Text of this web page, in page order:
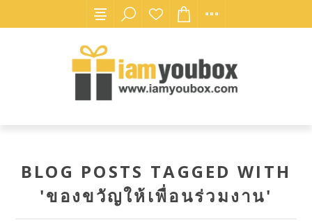
BLOG POSTS TAGGED WITH
'ของขวัญให้เพื่อนร่วมงาน'